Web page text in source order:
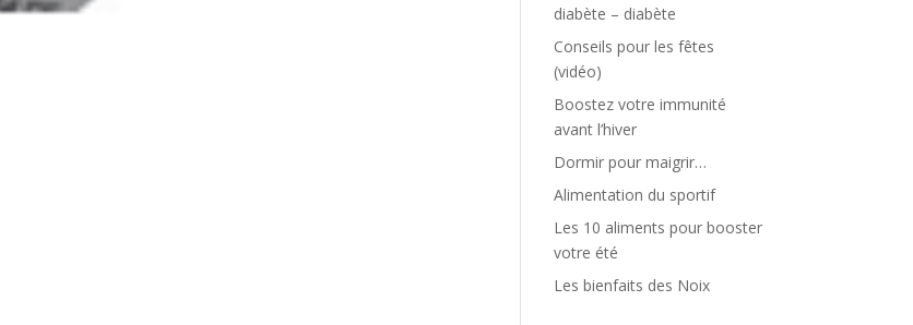
diabète – diabète
Conseils pour les fêtes
(vidéo)
Boostez votre immunité
avant l’hiver
Dormir pour maigrir…
Alimentation du sportif
Les 10 aliments pour booster
votre été
Les bienfaits des Noix